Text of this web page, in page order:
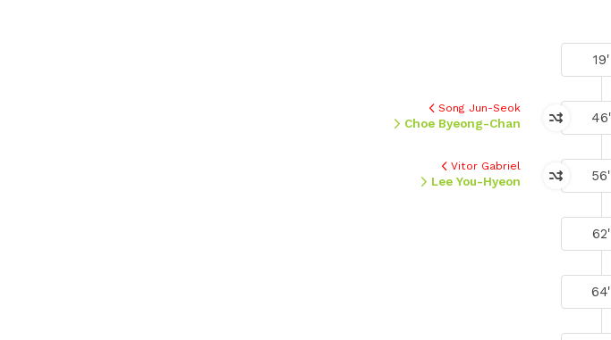
19'
46'
Song Jun-Seok
Choe Byeong-Chan
56'
Vitor Gabriel
Lee You-Hyeon
62'
64'